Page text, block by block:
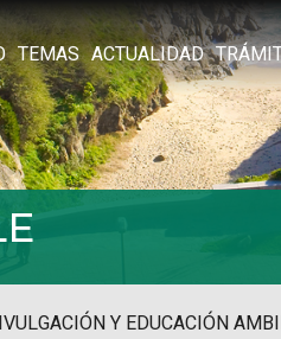
TEMAS ACTUALIDAD
Y EDUCACIÓN